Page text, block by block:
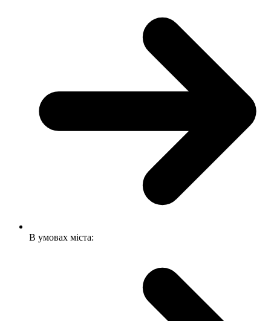
В умовах міста: